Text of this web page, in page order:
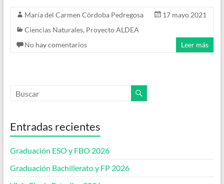
María del Carmen Córdoba Pedregosa
17 mayo 2021
Ciencias Naturales, Proyecto ALDEA
No hay comentarios
Leer más
Entradas recientes
Graduación ESO y FBO 2026
Graduación Bachillerato y FP 2026